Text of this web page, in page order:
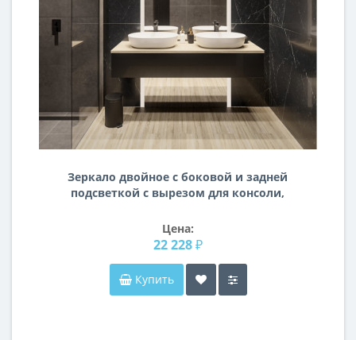
Зеркало двойное с боковой и задней
подсветкой с вырезом для консоли,
Цена:
22 228 ₽
Купить